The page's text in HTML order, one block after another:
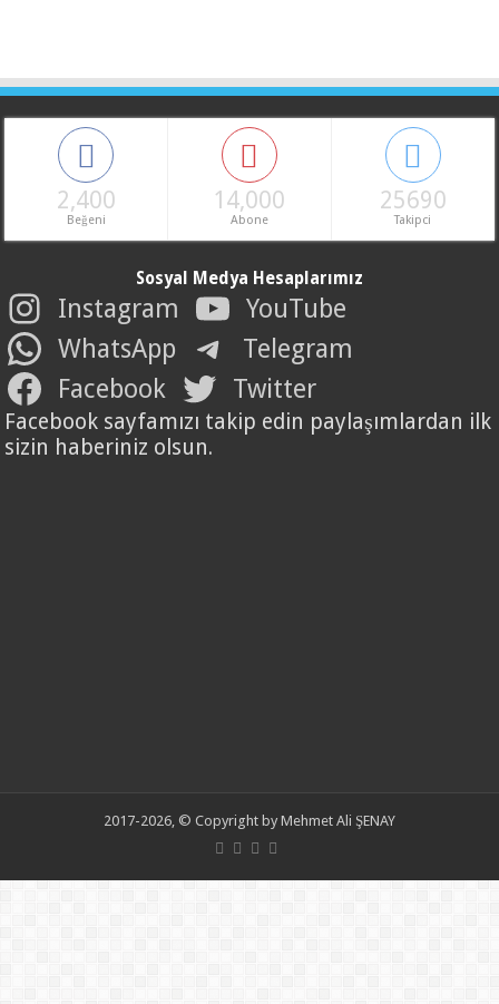
2,400
Beğeni
14,000
Abone
25690
Takipci
Sosyal Medya Hesaplarımız
Instagram
YouTube
WhatsApp
Telegram
Facebook
Twitter
Facebook sayfamızı takip edin paylaşımlardan ilk
sizin haberiniz olsun.
2017-2026, © Copyright by Mehmet Ali ŞENAY